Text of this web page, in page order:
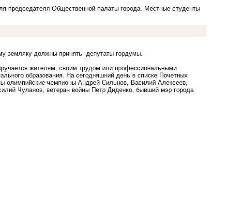
председателя Общественной палаты города. Местные студенты
земляку должны принять депутаты гордумы.
жителям, своим трудом или профессиональными
образования. На сегодняшний день в списке Почетных
олимпийские чемпионы Андрей Сильнов, Василий Алексеев,
Чуланов, ветеран войны Петр Диденко, бывший мэр города